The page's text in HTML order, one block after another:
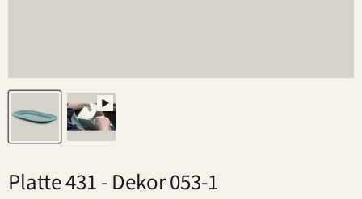
Platte 431- Dekor 053-1